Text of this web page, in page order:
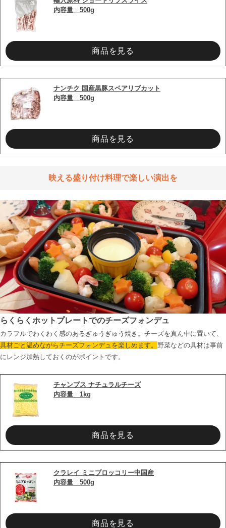
内容量　500g
商品を見る
ナンチク 国産黒豚スペアリブカット
内容量　500g
商品を見る
映える盛り付け料理で楽しい演出を
らくらくホットプレートでのチーズフォンデュ
カラフルでわくわく感のあるぎゅうぎゅう焼き。チーズを真ん中に置いて、
具材ごと温めながらチーズフォンデュを楽しめます。 野菜などの具材は事前
にレンジ加熱しておくのがポイントです。
チャンプス ナチュラルチーズ
内容量　1kg
商品を見る
クラレイ ミニブロッコリー中国産
内容量　500g
商品を見る